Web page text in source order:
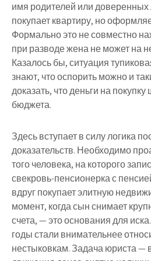
имя родителей или
покупает квартиру, но
Формально это не совместно
при разводе жена не может на
Казалось бы, ситуация
знают, что оспорить можно и
доказать, что деньги на
бюджета.
Здесь вступает в силу логика
доказательств. Необходимо
того человека, на которого
свекровь-пенсионерка с
вдруг покупает элитную
момент, когда сын снимает
счета, — это основания для
годы стали внимательнее
нестыковкам. Задача юриста —